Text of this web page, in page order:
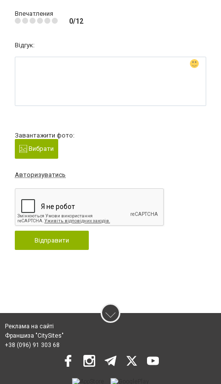
Впечатления
0/12
Відгук:
Завантажити фото:
Вибрати
Авторизуватись
Відправити
Реклама на сайті
Франшиза "CitySites"
+38 (096) 91 303 68